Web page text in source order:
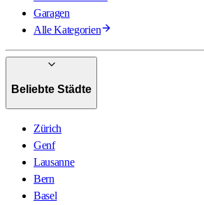
Garagen
Alle Kategorien
Beliebte Städte
Zürich
Genf
Lausanne
Bern
Basel